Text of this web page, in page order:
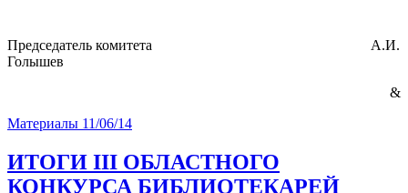
Председатель комитета А.И.
Голышев
&
Материалы 11/06/14
ИТОГИ III ОБЛАСТНОГО
КОНКУРСА БИБЛИОТЕКАРЕЙ